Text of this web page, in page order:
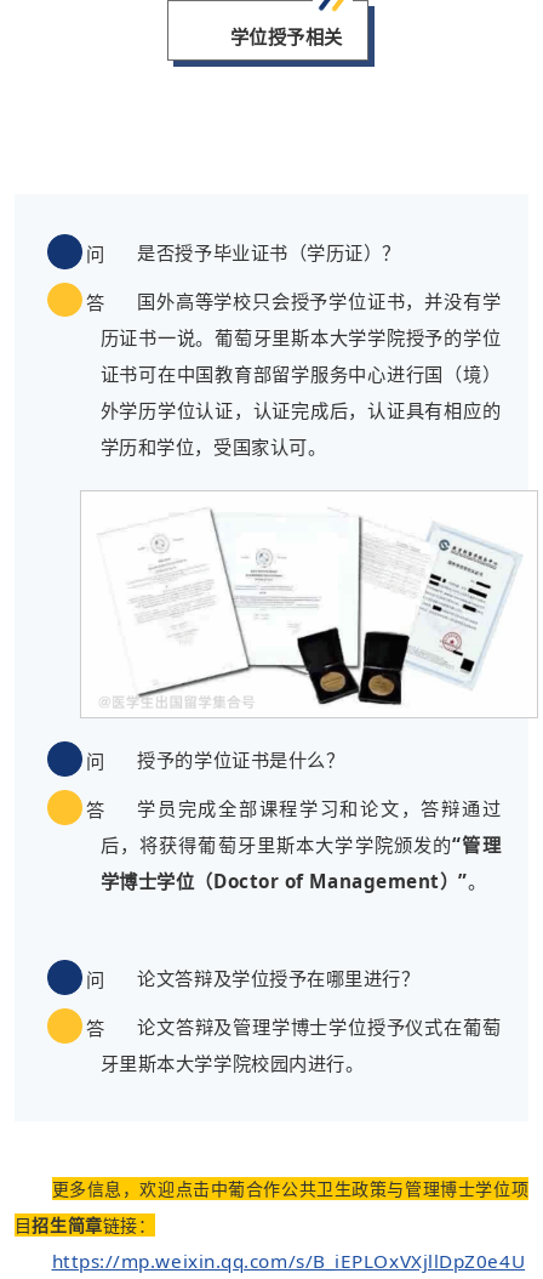
学位授予相关
问 是否授予毕业证书（学历证）？
答
国外高等学校只会授予学位证书，并没有学
历证书一说。葡萄牙里斯本大学学院授予的学位
证书可在中国教育部留学服务中心进行国（境）
外学历学位认证，认证完成后，认证具有相应的
学历和学位，受国家认可。
问 授予的学位证书是什么？
答
学员完成全部课程学习和论文，答辩通过
后，将获得葡萄牙里斯本大学学院颁发的“管理
学博士学位（Doctor of Management）”。
问 论文答辩及学位授予在哪里进行？
答
论文答辩及管理学博士学位授予仪式在葡萄
牙里斯本大学学院校园内进行。
更多信息，欢迎点击中葡合作公共卫生政策与管理博士学位项
目招生简章链接：
https://mp.weixin.qq.com/s/B_iEPLOxVXjllDpZ0e4U